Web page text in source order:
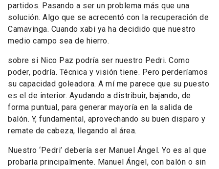
partidos. Pasando a ser un problema más que una
solución. Algo que se acrecentó con la recuperación de
Camavinga. Cuando xabi ya ha decidido que nuestro
medio campo sea de hierro.
sobre si Nico Paz podría ser nuestro Pedri. Como
poder, podría. Técnica y visión tiene. Pero perderíamos
su capacidad goleadora. A mí me parece que su puesto
es el de interior. Ayudando a distribuir, bajando, de
forma puntual, para generar mayoría en la salida de
balón. Y, fundamental, aprovechando su buen disparo y
remate de cabeza, llegando al área.
Nuestro ‘Pedri’ debería ser Manuel Ángel. Yo es al que
probaría principalmente. Manuel Ángel, con balón o sin